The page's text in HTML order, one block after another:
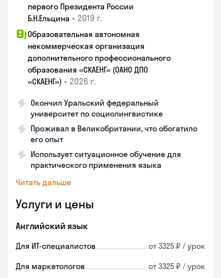
первого Президента России
Б.Н.Ельцина • 2019 г.
Образовательная автономная
некоммерческая организация
дополнительного профессионального
образования «СКАЕНГ» (ОАНО ДПО
«СКАЕНГ») • 2026 г.
Окончил Уральский федеральный
университет по социолингвистике
Проживал в Великобритании, что обогатило
его опыт
Использует ситуационное обучение для
практического применения языка
Читать дальше
Услуги и цены
Английский язык
Для ИТ-специалистов от 3325 ₽ / урок
Для маркетологов от 3325 ₽ / урок